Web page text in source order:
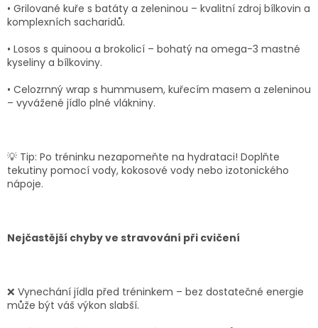
• Grilované kuře s batáty a zeleninou – kvalitní zdroj bílkovin a
komplexních sacharidů.
• Losos s quinoou a brokolicí – bohatý na omega-3 mastné
kyseliny a bílkoviny.
• Celozrnný wrap s hummusem, kuřecím masem a zeleninou
– vyvážené jídlo plné vlákniny.
💡 Tip: Po tréninku nezapomeňte na hydrataci! Doplňte
tekutiny pomocí vody, kokosové vody nebo izotonického
nápoje.
Nejčastější chyby ve stravování při cvičení
❌ Vynechání jídla před tréninkem – bez dostatečné energie
může být váš výkon slabší.